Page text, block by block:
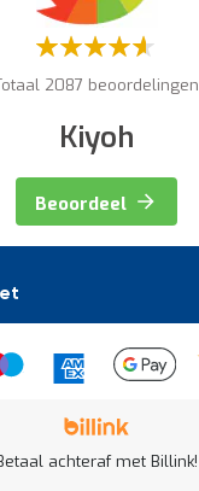
Waardering:
2087 beoordelingen
Kiyoh
Beoordeel
achteraf met Billink!